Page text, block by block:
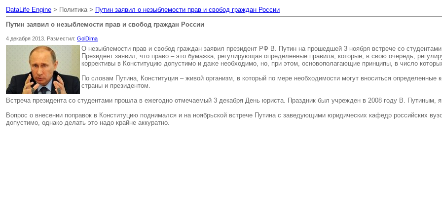
DataLife Engine > Политика > Путин заявил о незыблемости прав и свобод граждан России
Путин заявил о незыблемости прав и свобод граждан России
4 декабря 2013. Разместил: GolDima
О незыблемости прав и свобод граждан заявил президент РФ В. Путин на прошедшей 3 ноября встрече со
Президент заявил, что право – это бумажка, регулирующая определенные правила, которые, в свою очередь,
коррективы в Конституцию допустимо и даже необходимо, но, при этом, основополагающие принципы, в число
По словам Путина, Конституция – живой организм, в который по мере необходимости могут вноситься
страны и президентом.
Встреча президента со студентами прошла в ежегодно отмечаемый 3 декабря День юриста. Праздник был учрежден в 2008 году В.
Вопрос о внесении поправок в Конституцию поднимался и на ноябрьской встрече Путина с заведующими юридических кафедр российских
допустимо, однако делать это надо крайне аккуратно.